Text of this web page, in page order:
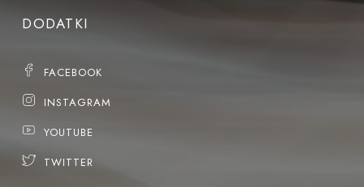
DODATKI
FACEBOOK
INSTAGRAM
YOUTUBE
TWITTER